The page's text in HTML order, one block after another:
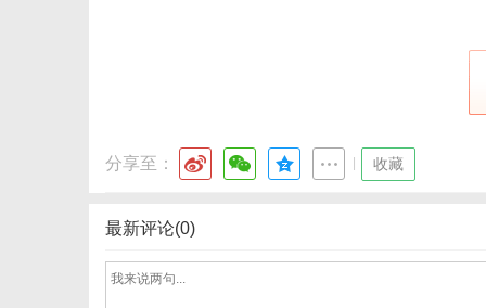
分享至： 收藏
最新评论(0)